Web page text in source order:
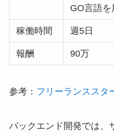
GO言語
稼働時間 週5日
報酬 90万
参考： フリーランススタ
バックエンド開発では、